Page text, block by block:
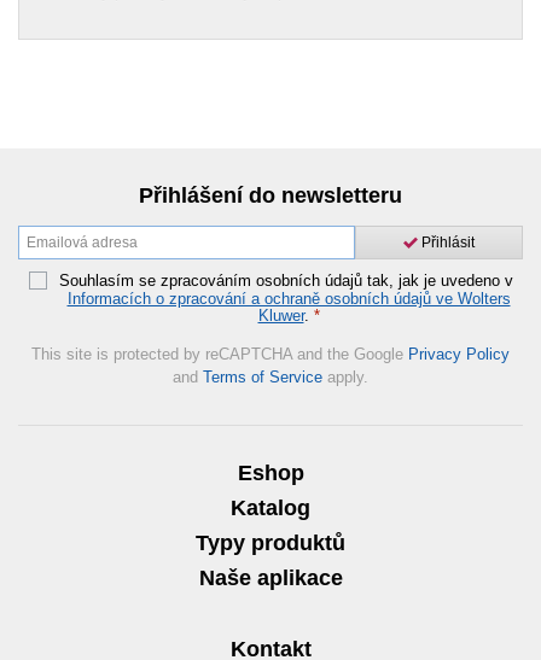
Přihlášení do newsletteru
Přihlásit
Souhlasím se zpracováním osobních údajů tak, jak je uvedeno v
Informacích o zpracování a ochraně osobních údajů ve Wolters
Kluwer. *
This site is protected by reCAPTCHA and the Google Privacy Policy
and Terms of Service apply.
Eshop
Katalog
Typy produktů
Naše aplikace
Kontakt